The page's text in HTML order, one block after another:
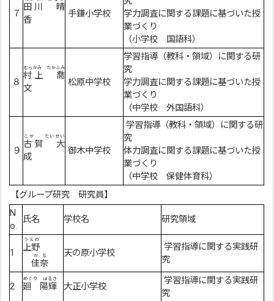
７
田川 晴
香
手鎌小学校
学力調査に関する課題に基づいた授
業づくり
（小学校 国語科）
８
村上 喬
文
むらかみ たかふみ
松原中学校
学習指導（教科・領域）に関する研
究
学力調査に関する課題に基づいた授
業づくり
（中学校 外国語科）
９
古賀 大
成
こが たいせい
御木中学校
学習指導（教科・領域）に関する研
究
体力調査に関する課題に基づいた授
業づくり
（中学校 保健体育科）
【グループ研究 研究員】
N
o.
氏名 学校名 研究領域
1
上野
うえの
佳奈
かな 天の原小学校
学習指導に関する実践研
究
2 廻 陽輝
めぐり はるき
大正小学校
学習指導に関する実践研
究